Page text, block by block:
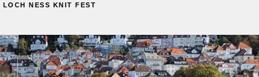
LOCH NESS KNIT FEST